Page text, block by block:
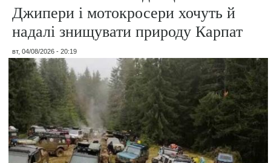
Джипери і мотокросери хочуть й
надалі знищувати природу Карпат
вт, 04/08/2026 - 20:19